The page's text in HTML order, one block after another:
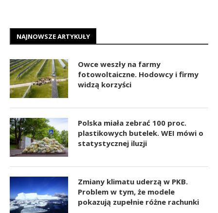
NAJNOWSZE ARTYKUŁY
Owce weszły na farmy
fotowoltaiczne. Hodowcy i firmy
widzą korzyści
Polska miała zebrać 100 proc.
plastikowych butelek. WEI mówi o
statystycznej iluzji
Zmiany klimatu uderzą w PKB.
Problem w tym, że modele
pokazują zupełnie różne rachunki